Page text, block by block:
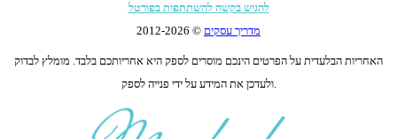
להגיש בקשה להשתתפות בפורטל
מדריך עסקים © 2012-
2026
האחריות הבלעדית על הפרטים הינכם מוסרים לספק היא אחריותכם בלבד. מומלץ לבדוק
ולעדכן את המידע על ידי פנייה לספק.